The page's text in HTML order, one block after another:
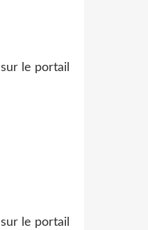
sur le portail
sur le portail